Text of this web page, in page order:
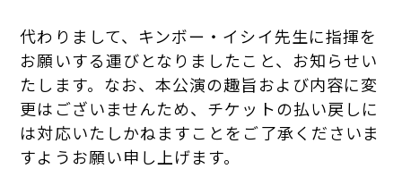
代わりまして、キンボー・イシイ先生に指揮を
お願いする運びとなりましたこと、お知らせい
たします。なお、本公演の趣旨および内容に変
更はございませんため、チケットの払い戻しに
は対応いたしかねますことをご了承くださいま
すようお願い申し上げます。